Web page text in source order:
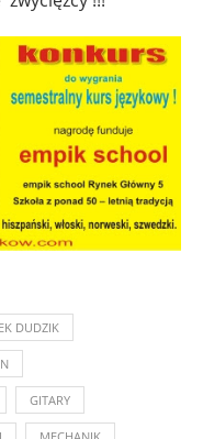
DUDZIK
GITARY